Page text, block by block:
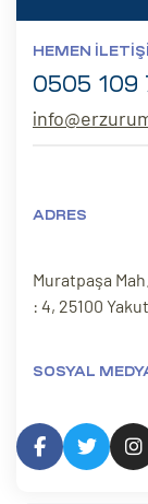
HEMEN
0505 109
ADRES
Muratpaşa
: 4, 25100
SOSYAL